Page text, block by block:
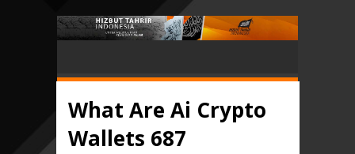
What Are Ai Crypto
Wallets 687